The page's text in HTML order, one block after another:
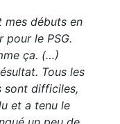
mes débuts en
pour le PSG.
ça. (…)
Tous les
sont difficiles,
et a tenu le